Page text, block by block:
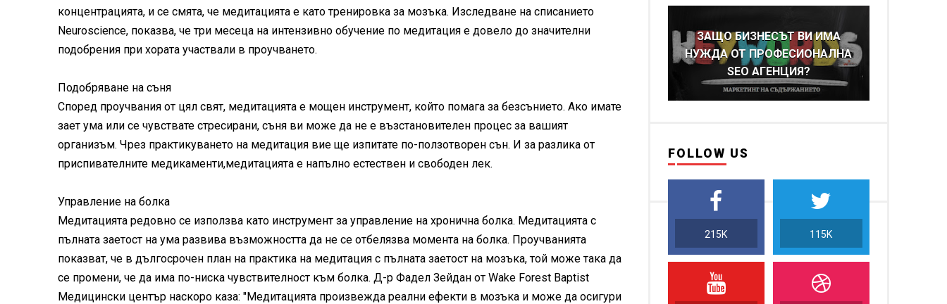
концентрацията, и се смята, че медитацията е като тренировка за мозъка. Изследване на списанието
Neuroscience, показва, че три месеца на интензивно обучение по медитация е довело до значителни
подобрения при хората участвали в проучването.
Подобряване на съня
Според проучвания от цял свят, медитацията е мощен инструмент, който помага за безсънието. Ако имате
зает ума или се чувствате стресирани, съня ви може да не е възстановителен процес за вашият
организъм. Чрез практикуването на медитация вие ще изпитате по-ползотворен сън. И за разлика от
приспивателните медикаменти,медитацията е напълно естествен и свободен лек.
Управление на болка
Медитацията редовно се използва като инструмент за управление на хронична болка. Медитацията с
пълната заетост на ума развива възможността да не се отбелязва момента на болка. Проучванията
показват, че в дългосрочен план на практика на медитация с пълната заетост на мозъка, той може така да
се промени, че да има по-ниска чувствителност към болка. Д-р Фадел Зейдан от Wake Forest Baptist
Медицински център наскоро каза: "Медитацията произвежда реални ефекти в мозъка и може да осигури
ЗАЩО БИЗНЕСЪТ ВИ ИМА
НУЖДА ОТ ПРОФЕСИОНАЛНА
SEO АГЕНЦИЯ?
FOLLOW US
215K 115K